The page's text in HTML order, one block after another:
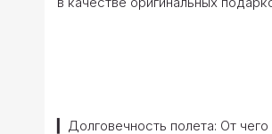
▎Долговечность полета: От чего